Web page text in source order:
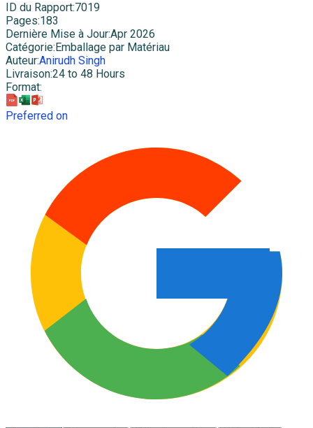
ID du Rapport:7019
Pages:183
Dernière Mise à Jour:Apr 2026
Catégorie: Emballage par Matériau
Auteur:Anirudh Singh
Livraison:24 to 48 Hours
Format:
Preferred on